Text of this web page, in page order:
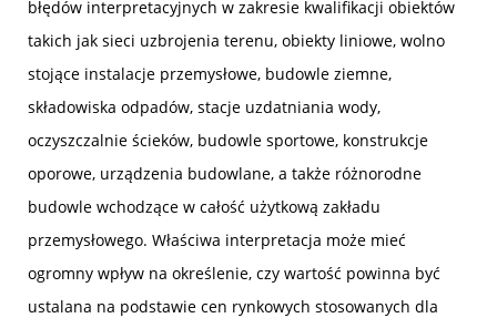
błędów interpretacyjnych w zakresie kwalifikacji obiektów
takich jak sieci uzbrojenia terenu, obiekty liniowe, wolno
stojące instalacje przemysłowe, budowle ziemne,
składowiska odpadów, stacje uzdatniania wody,
oczyszczalnie ścieków, budowle sportowe, konstrukcje
oporowe, urządzenia budowlane, a także różnorodne
budowle wchodzące w całość użytkową zakładu
przemysłowego. Właściwa interpretacja może mieć
ogromny wpływ na określenie, czy wartość powinna być
ustalana na podstawie cen rynkowych stosowanych dla